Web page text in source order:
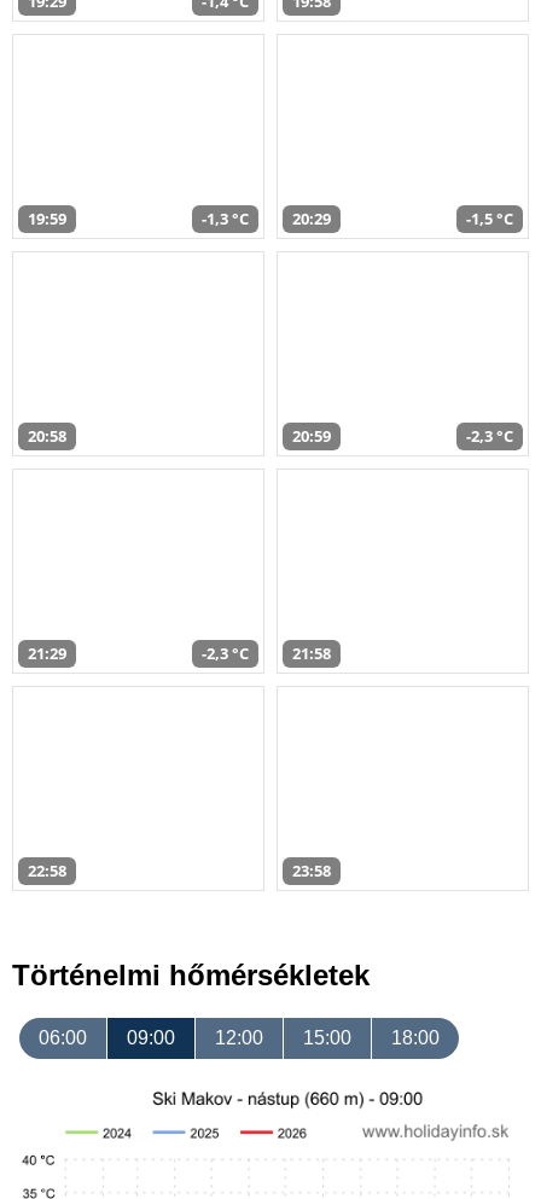
19:59 -1,3 °C 20:29 -1,5 °C
20:58 20:59 -2,3 °C
21:29 -2,3 °C 21:58
22:58 23:58
Történelmi hőmérsékletek
06:00 09:00 12:00 15:00 18:00